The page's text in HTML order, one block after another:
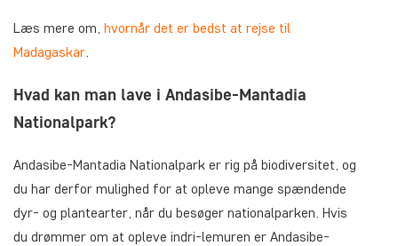
Læs mere om, hvornår det er bedst at rejse til
Madagaskar.
Hvad kan man lave i Andasibe-Mantadia
Nationalpark?
Andasibe-Mantadia Nationalpark er rig på biodiversitet, og
du har derfor mulighed for at opleve mange spændende
dyr- og plantearter, når du besøger nationalparken. Hvis
du drømmer om at opleve indri-lemuren er Andasibe-